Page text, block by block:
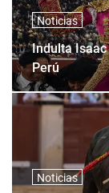
Noticias
Indulta Isaac
Perú
Noticias